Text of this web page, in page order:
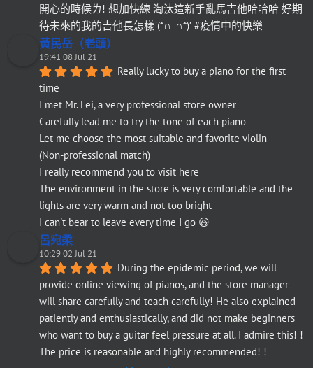
開心的時候ㄌ! 想加快練 淘汰這新手亂馬吉他哈哈哈 好期
待未來的我的吉他長怎樣`(*∩_∩*)′ #疫情中的快樂
黃民岳（老頭）
19:41 08 Jul 21
Really lucky to buy a piano for the first
time
I met Mr. Lei, a very professional store owner
Carefully lead me to try the tone of each piano
Let me choose the most suitable and favorite violin
(Non-professional match)
I really recommend you to visit here
The environment in the store is very comfortable and the
lights are very warm and not too bright
I can't bear to leave every time I go 😆
呂宛柔
10:29 02 Jul 21
During the epidemic period, we will
provide online viewing of pianos, and the store manager
will share carefully and teach carefully! He also explained
patiently and enthusiastically, and did not make beginners
who want to buy a guitar feel pressure at all. I admire this! !
The price is reasonable and highly recommended! !